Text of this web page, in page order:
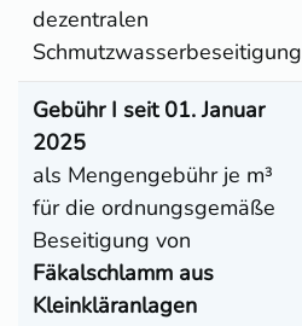
dezentralen
Schmutzwasserbeseitigung
Gebühr I seit 01. Januar
2025
als Mengengebühr je m³
für die ordnungsgemäße
Beseitigung von
Fäkalschlamm aus
Kleinkläranlagen